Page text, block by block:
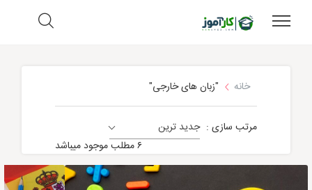
خانه "زبان های خارجی"
مرتب سازی : جدید ترین
۶ مطلب موجود میباشدزبان های خارجی